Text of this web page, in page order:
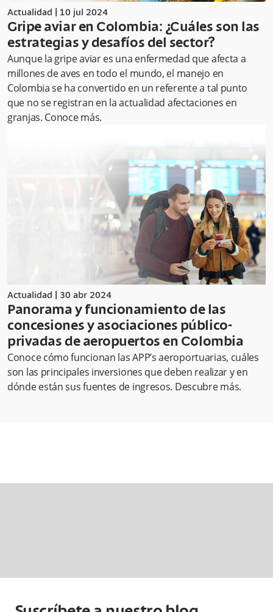
Actualidad 10 jul 2024
Gripe aviar en Colombia: ¿Cuáles son las
estrategias y desafíos del sector?
Aunque la gripe aviar es una enfermedad que afecta a
millones de aves en todo el mundo, el manejo en
Colombia se ha convertido en un referente a tal punto
que no se registran en la actualidad afectaciones en
granjas. Conoce más.
Actualidad 30 abr 2024
Panorama y funcionamiento de las
concesiones y asociaciones público-
privadas de aeropuertos en Colombia
Conoce cómo funcionan las APP’s aeroportuarias, cuáles
son las principales inversiones que deben realizar y en
dónde están sus fuentes de ingresos. Descubre más.